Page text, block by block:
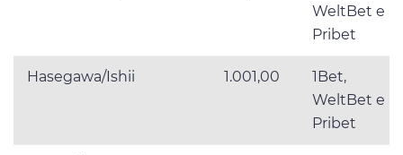
WeltBet e
Pribet
Hasegawa/Ishii 1.001,00
1Bet,
WeltBet e
Pribet